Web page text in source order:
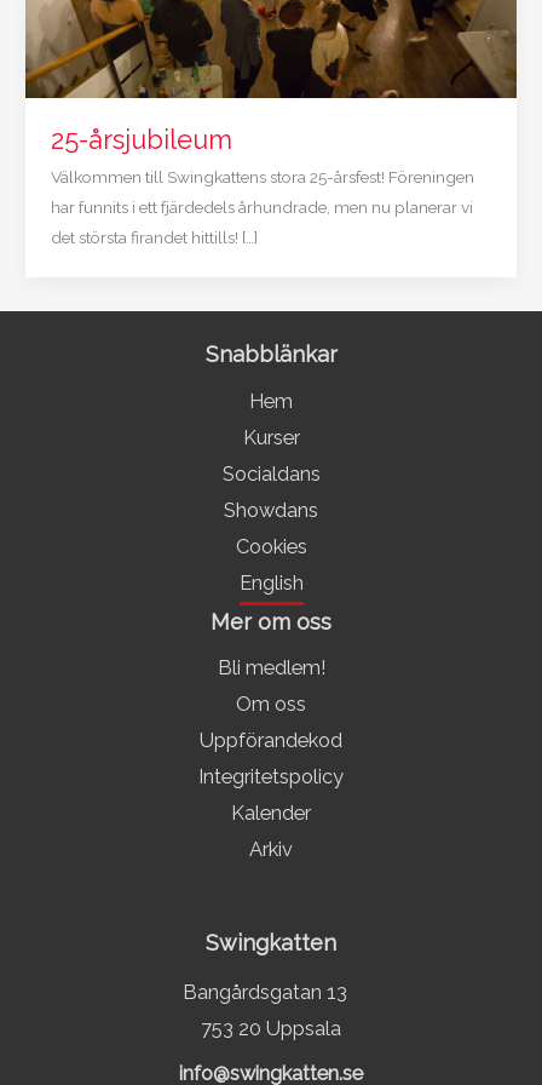
25-årsjubileum
Välkommen till Swingkattens stora 25-årsfest! Föreningen
har funnits i ett fjärdedels århundrade, men nu planerar vi
det största firandet hittills! […]
Snabblänkar
Hem
Kurser
Socialdans
Showdans
Cookies
English
Mer om oss
Bli medlem!
Om oss
Uppförandekod
Integritetspolicy
Kalender
Arkiv
Swingkatten
Bangårdsgatan 13
753 20 Uppsala
info@swingkatten.se